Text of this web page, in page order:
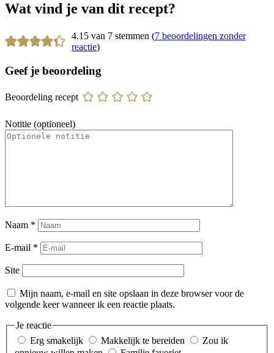
Wat vind je van dit recept?
4.15 van 7 stemmen (7 beoordelingen zonder
reactie)
Geef je beoordeling
Beoordeling recept
Notitie (optioneel)
Naam *
E-mail *
Site
Mijn naam, e-mail en site opslaan in deze browser voor de
volgende keer wanneer ik een reactie plaats.
Je reactie
Erg smakelijk
Makkelijk te bereiden
Zou ik